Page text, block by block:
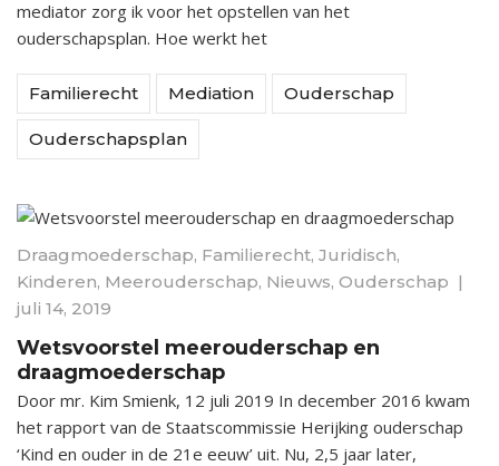
mediator zorg ik voor het opstellen van het
ouderschapsplan. Hoe werkt het
Familierecht Mediation Ouderschap
Ouderschapsplan
Draagmoederschap, Familierecht, Juridisch,
Kinderen, Meerouderschap, Nieuws, Ouderschap |
juli 14, 2019
Wetsvoorstel meerouderschap en
draagmoederschap
Door mr. Kim Smienk, 12 juli 2019 In december 2016 kwam
het rapport van de Staatscommissie Herijking ouderschap
‘Kind en ouder in de 21e eeuw’ uit. Nu, 2,5 jaar later,